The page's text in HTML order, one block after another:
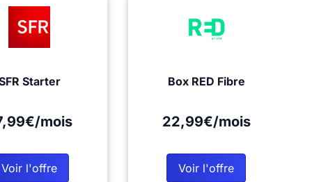
Starter
mois
Voir l'offre
Box RED Fibre
22,99€/mois
Voir l'offre